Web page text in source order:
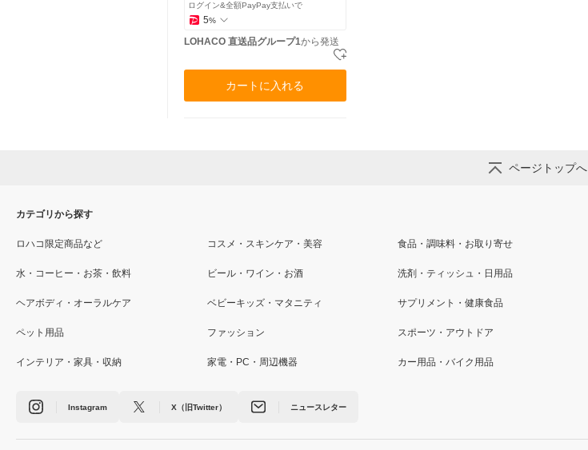
ログイン&全額PayPay支払いで
5%
LOHACO 直送品グループ1から発送
カートに入れる
ページトップへ
カテゴリから探す
ロハコ限定商品など コスメ・スキンケア・美容 食品・調味料・お取り寄せ
水・コーヒー・お茶・飲料 ビール・ワイン・お酒 洗剤・ティッシュ・日用品
ヘアボディ・オーラルケア ベビーキッズ・マタニティ サプリメント・健康食品
ペット用品 ファッション スポーツ・アウトドア
インテリア・家具・収納 家電・PC・周辺機器 カー用品・バイク用品
Instagram X（旧Twitter） ニュースレター